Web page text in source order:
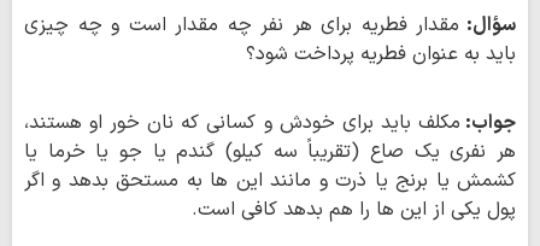
سؤال: مقدار فطریه برای هر نفر چه مقدار است و چه چیزی
باید به عنوان فطریه پرداخت شود؟
جواب: مکلف باید برای خودش و کسانی که نان خور او هستند،
هر نفری یک صاع (تقریباً سه کیلو) گندم یا جو یا خرما یا
کشمش یا برنج یا ذرت و مانند این ها به مستحق بدهد و اگر
پول یکی از این ها را هم بدهد کافی است.